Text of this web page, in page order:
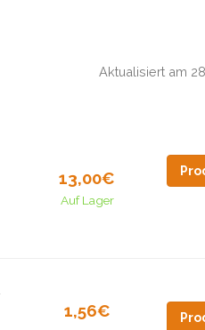
Aktualisiert am
13,00€
Auf Lager
1,56€